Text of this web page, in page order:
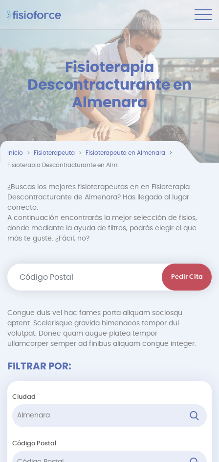
Fisioterapia
Descontracturante en
Almenara
Inicio Fisioterapeuta Fisioterapeuta en Almenara
¿Buscas los mejores fisioterapeutas en en Fisioterapia
Descontracturante de Almenara? Has llegado al lugar
correcto.
A continuación encontrarás la mejor selección de fisios,
donde mediante la ayuda de filtros, podrás elegir el que
más te guste. ¿Fácil, no?
Pedir Cita
Congue duis vel hac fames porta aliquam sociosqu
aptent. Scelerisque gravida himenaeos tempor dui
volutpat. Donec quam augue platea tempor
ullamcorper semper ad finibus aliquam congue integer.
FILTRAR POR:
Ciudad
Código Postal